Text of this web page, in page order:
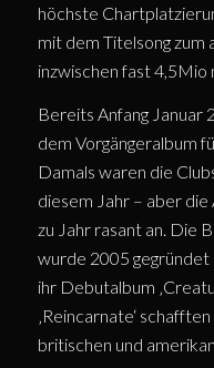
höchste
mit dem Titelsong zum
inzwischen fast 4,5Mio
Bereits Anfang Januar
dem Vorgängeralbum
Damals waren die
diesem Jahr – aber die
zu Jahr rasant an. Die
wurde 2005
ihr Debutalbum
‚Reincarnate‘
britischen und